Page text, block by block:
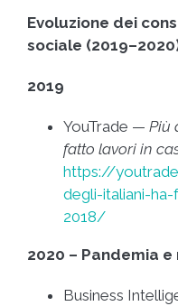
Evoluzione dei
sociale
2019
YouTrade — Più
fatto lavori in
https://
degli-italiani-
2018/
2020 – Pandemia e
Business